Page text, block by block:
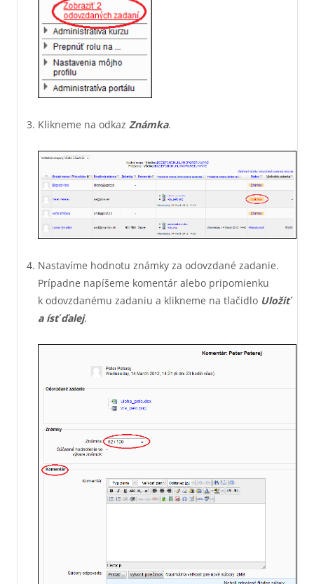
Klikneme na odkaz Známka.
Nastavíme hodnotu známky za odovzdané zadanie.
Prípadne napíšeme komentár alebo pripomienku
k odovzdanému zadaniu a klikneme na tlačidlo Uložiť
a ísť ďalej.